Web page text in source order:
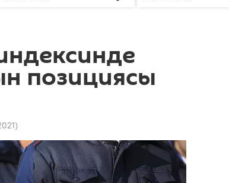
позициясы
)